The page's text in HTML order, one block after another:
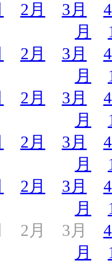
2月 3月
月
2月 3月
月
2月 3月
月
2月 3月
月
2月 3月
月
2月 3月
月